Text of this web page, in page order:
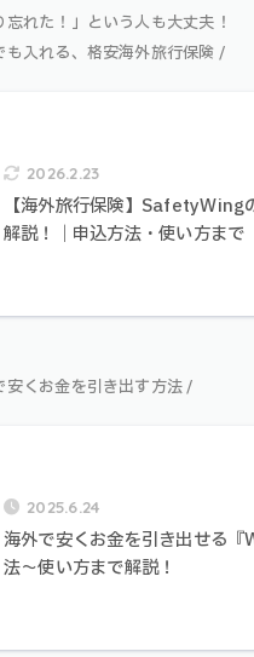
忘れた！」という人も大丈夫！
入れる、格安海外旅行保険 /
2026.2.23
【海外旅行保険】SafetyWing
解説！｜申込方法・使い方まで
安くお金を引き出す方法 /
2025.6.24
海外で安くお金を引き出せる
法〜使い方まで解説！